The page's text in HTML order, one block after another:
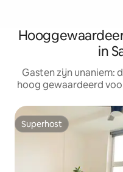
in
Gasten zijn unaniem:
hoog gewaardeerd
Superhost
Superhost